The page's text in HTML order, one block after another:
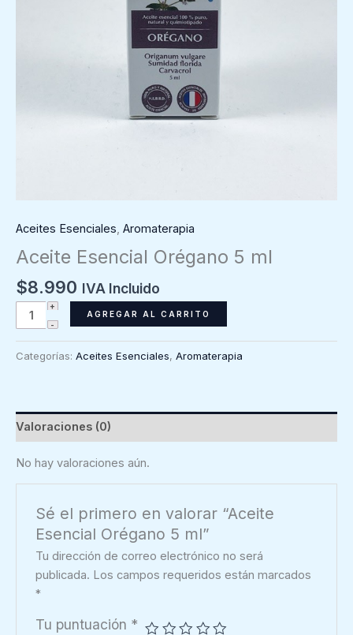
Aceites Esenciales, Aromaterapia
Aceite Esencial Orégano 5 ml
$8.990 IVA Incluido
Aceite
Esencial
AGREGAR AL CARRITO
Categorías: Aceites Esenciales, Aromaterapia
Valoraciones (0)
No hay valoraciones aún.
Sé el primero en valorar “Aceite
Esencial Orégano 5 ml”
Tu dirección de correo electrónico no será
publicada. Los campos requeridos están marcados
*
Tu puntuación *